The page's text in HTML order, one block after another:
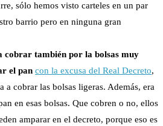
sólo hemos visto carteles en un par
barrio pero en ninguna gran
cobrar también por la bolsas muy
el pan con la excusa del Real Decreto,
a cobrar las bolsas ligeras. Además, era
en esas bolsas. Que cobren o no, ellos
amparar en el decreto, porque eso es